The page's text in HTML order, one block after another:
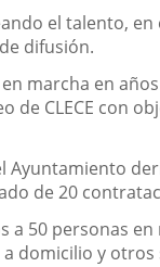
el talento,
difusión.
marcha en
de CLECE con
de 20
50 personas
domicilio y